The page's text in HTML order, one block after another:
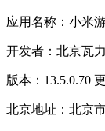
应用名称：小米
开发者：北京瓦
版本：13.5.0.70
北京地址：北京